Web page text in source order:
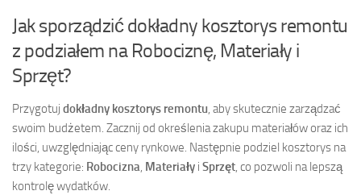
Jak sporządzić dokładny kosztorys remontu
z podziałem na Robociznę, Materiały i
Sprzęt?
Przygotuj dokładny kosztorys remontu, aby skutecznie zarządzać
swoim budżetem. Zacznij od określenia zakupu materiałów oraz ich
ilości, uwzględniając ceny rynkowe. Następnie podziel kosztorys na
trzy kategorie: Robocizna, Materiały i Sprzęt, co pozwoli na lepszą
kontrolę wydatków.